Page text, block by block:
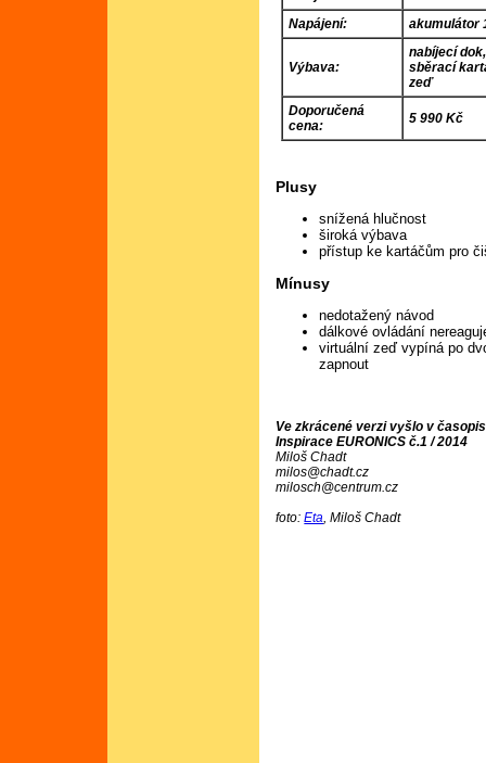
Napájení:
akumulátor
Výbava:
nabíjecí
sběrací
zeď
Doporučená
cena:
5 990 Kč
Plusy
snížená hlučnost
široká výbava
přístup ke kartáčům pro
Mínusy
nedotažený návod
dálkové ovládání
virtuální zeď vypíná po
zapnout
Ve zkrácené verzi vyšlo v
Inspirace EURONICS č.1 / 2014
Miloš Chadt
milos@chadt.cz
milosch@centrum.cz
foto:Eta, Miloš Chadt